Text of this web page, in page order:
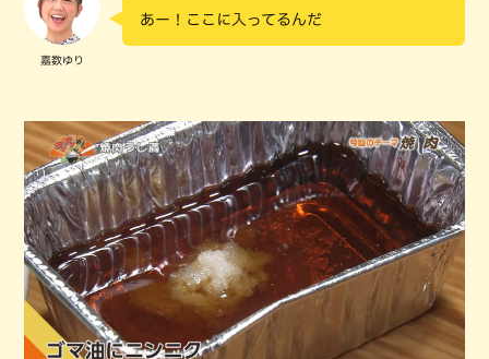
嘉数ゆり
あー！ここに入ってるんだ